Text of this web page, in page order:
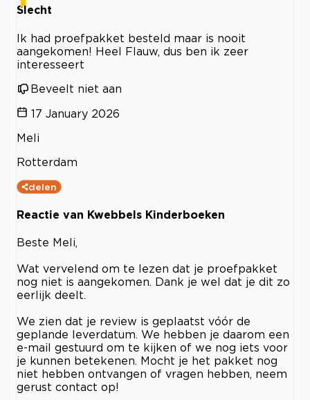
Slecht
Ik had proefpakket besteld maar is nooit
aangekomen! Heel Flauw, dus ben ik zeer
interesseert
Beveelt niet aan
17 January 2026
Meli
Rotterdam
delen
Reactie van Kwebbels Kinderboeken
Beste Meli,
Wat vervelend om te lezen dat je proefpakket
nog niet is aangekomen. Dank je wel dat je dit zo
eerlijk deelt.
We zien dat je review is geplaatst vóór de
geplande leverdatum. We hebben je daarom een
e-mail gestuurd om te kijken of we nog iets voor
je kunnen betekenen. Mocht je het pakket nog
niet hebben ontvangen of vragen hebben, neem
gerust contact op!